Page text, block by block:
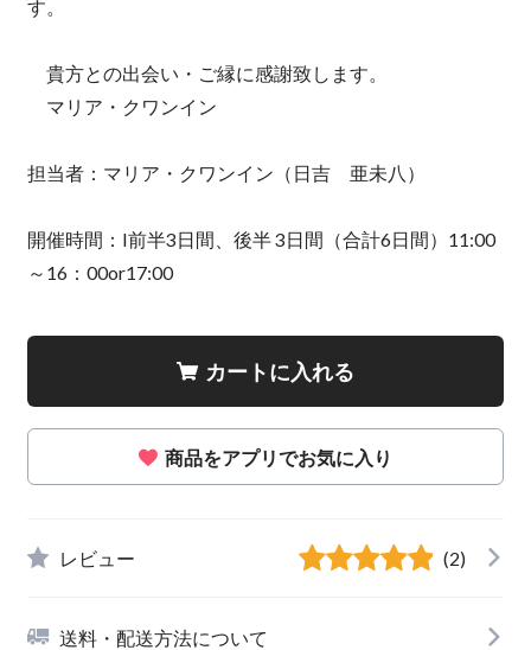
す。
貴方との出会い・ご縁に感謝致します。
マリア・クワンイン
担当者：マリア・クワンイン（日吉 亜未八）
開催時間：I前半3日間、後半 3日間（合計6日間）11:00
～16：00or17:00
カートに入れる
商品をアプリでお気に入り
レビュー (2)
送料・配送方法について